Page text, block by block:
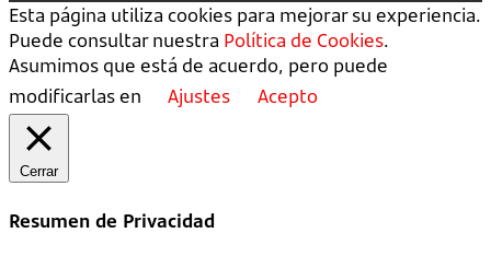
Esta página utiliza cookies para mejorar su experiencia.
Puede consultar nuestra Política de Cookies.
Asumimos que está de acuerdo, pero puede
modificarlas en
Ajustes Acepto
Cerrar
Resumen de Privacidad